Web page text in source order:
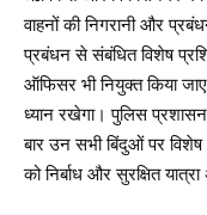
वाहनों की निगरानी और
प्रबंधन से संबंधित विशेष
ऑफिसर भी नियुक्त किया
ध्यान रखेगा। पुलिस प्रशासन
बार उन सभी बिंदुओं पर
को निर्बाध और सुरक्षित